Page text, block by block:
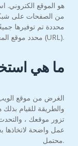
هو الموقع
من الصفحات على
محددة تم توفيرها
محدد موقع المعلومات الموحد (URL).
ما هي
الغرض من موقع
والطريقة للقيام
تزور موقعك ،
عمل واضحة لاتخاذها
محتمل.